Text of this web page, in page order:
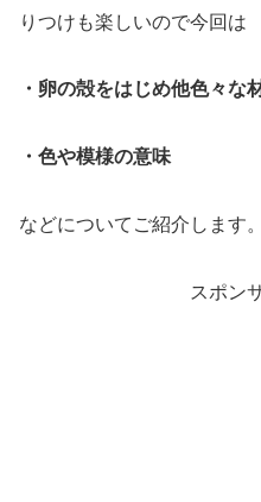
りつけも楽しいので今回は
・卵の殻をはじめ他色々な
・色や模様の意味
などについてご紹介します。
スポン